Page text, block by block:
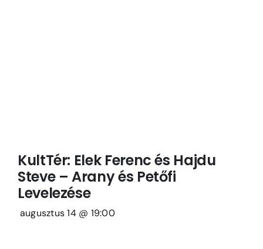
KultTér: Elek Ferenc és Hajdu
Steve – Arany és Petőfi
Levelezése
augusztus 14 @ 19:00